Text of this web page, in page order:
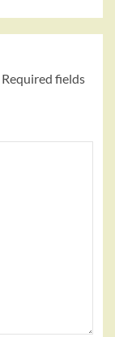
Required fields